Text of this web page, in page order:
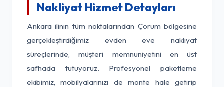
Nakliyat Hizmet Detayları
Ankara ilinin tüm noktalarından Çorum bölgesine
gerçekleştirdiğimiz evden eve nakliyat
süreçlerinde, müşteri memnuniyetini en üst
safhada tutuyoruz. Profesyonel paketleme
ekibimiz, mobilyalarınızı de monte hale getirip